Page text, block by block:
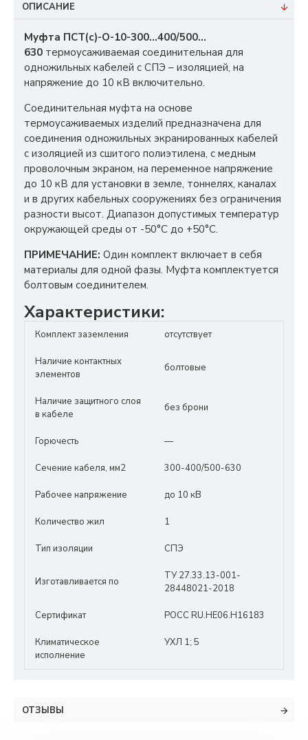
ОПИСАНИЕ
Муфта ПСТ(с)-О-10-300…400/500…
630 термоусаживаемая соединительная для
одножильных кабелей с СПЭ – изоляцией, на
напряжение до 10 кВ включительно.
Соединительная муфта на основе
термоусаживаемых изделий предназначена для
соединения одножильных экранированных кабелей
с изоляцией из сшитого полиэтилена, с медным
проволочным экраном, на переменное напряжение
до 10 кВ для установки в земле, тоннелях, каналах
и в других кабельных сооружениях без ограничения
разности высот. Диапазон допустимых температур
окружающей среды от -50°С до +50°С.
ПРИМЕЧАНИЕ: Один комплект включает в себя
материалы для одной фазы. Муфта комплектуется
болтовым соединителем.
Характеристики:
Комплект заземления отсутствует
Наличие контактных
элементов
болтовые
Наличие защитного слоя
в кабеле
без брони
Горючесть —
Сечение кабеля, мм2 300-400/500-630
Рабочее напряжение до 10 кВ
Количество жил 1
Тип изоляции СПЭ
Изготавливается по
ТУ 27.33.13-001-
28448021-2018
Сертификат РОСС RU.HЕ06.Н16183
Климатическое
исполнение
УХЛ 1; 5
ОТЗЫВЫ